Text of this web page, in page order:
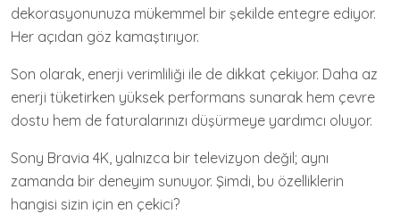
dekorasyonunuza mükemmel bir şekilde entegre ediyor.
Her açıdan göz kamaştırıyor.
Son olarak, enerji verimliliği ile de dikkat çekiyor. Daha az
enerji tüketirken yüksek performans sunarak hem çevre
dostu hem de faturalarınızı düşürmeye yardımcı oluyor.
Sony Bravia 4K, yalnızca bir televizyon değil; aynı
zamanda bir deneyim sunuyor. Şimdi, bu özelliklerin
hangisi sizin için en çekici?